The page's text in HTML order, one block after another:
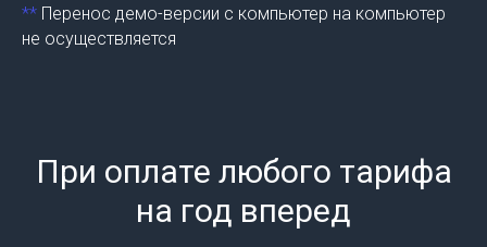
** Перенос демо-версии с компьютер на компьютер
не осуществляется
При оплате любого тарифа
на год вперед